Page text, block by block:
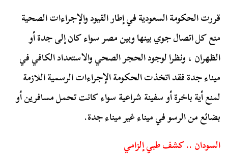
قررت الحكومة السعودية في إطار القيود والإجراءات الصحية
منع كل اتصال جوي بينها وبين مصر سواء كان إلى جدة أو
الظهران ، ونظرا لوجود الحجر الصحي والاستعداد الكافي في
ميناء جدة فقد اتخذت الحكومة الإجراءات الرسمية اللازمة
لمنع أية باخرة أو سفينة شراعية سواء كانت تحمل مسافرين أو
بضائع من الرسو في ميناء غير ميناء جدة.
السودان .. كشف طبي إلزامي